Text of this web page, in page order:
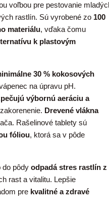
voľbou pre pestovanie
rastlín. Sú vyrobené zo 100
materiálu, vďaka čomu
k plastovým
30 % kokosových
na úpravu pH.
výbornú aeráciu a
Drevené vlákna
Rašelinové tablety sú
fóliou, ktorá sa v pôde
do pôdy odpadá stres rastlín z
rast a vitalitu. Lepšie
pre kvalitné a zdravé